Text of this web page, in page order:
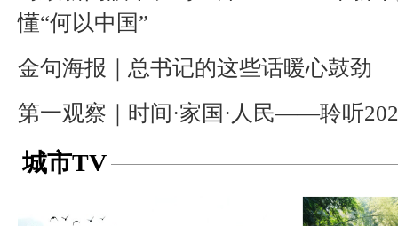
懂“何以中国”
金句海报｜总书记的这些话暖心鼓劲
第一观察｜时间·家国·人民——聆听
城市TV